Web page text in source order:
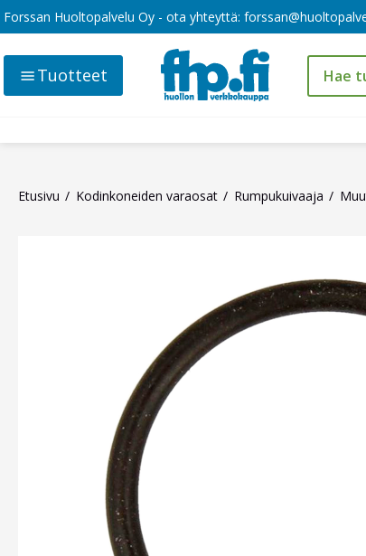
Forssan Huoltopalvelu Oy - ota yhteyttä:
Tuotteet
Etusivu Kodinkoneiden varaosat Rumpukuivaaja